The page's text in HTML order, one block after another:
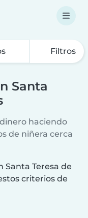
Filtros
Santa
haciendo
de niñera cerca
Santa Teresa de
criterios de